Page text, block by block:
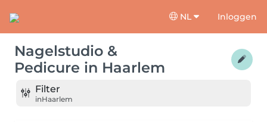
NL Inloggen
Nagelstudio &
Pedicure in Haarlem
Filter
inHaarlem